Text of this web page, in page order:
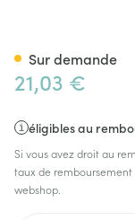
21,03 €
éligibles au
Si vous avez droit au
taux de
webshop.
Sur demande